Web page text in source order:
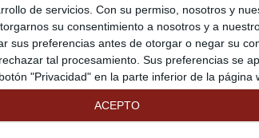
de servicios. Con su permiso, nosotros y
su consentimiento a nosotros y a
sus preferencias antes de otorgar o negar su
tal procesamiento. Sus preferencias se
"Privacidad" en la parte inferior de la página
ACEPTO